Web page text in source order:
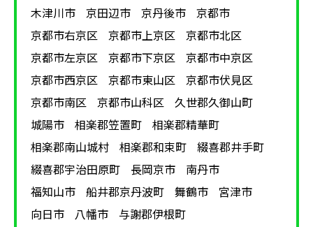
木津川市
京田辺市 京丹後市
京都市
京都市右京区
京都市上京区
京都市北区
京都市左京区
京都市下京区
京都市中京区
京都市西京区
京都市東山区
京都市伏見区
京都市南区
京都市山科区
久世郡久御山町
城陽市
相楽郡笠置町
相楽郡精華町
相楽郡南山城村
相楽郡和束町
綴喜郡井手町
綴喜郡宇治田原町
長岡京市
南丹市
福知山市
船井郡京丹波町 舞鶴市
宮津市
向日市
八幡市
与謝郡伊根町